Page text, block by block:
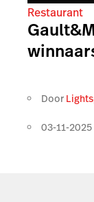
Restaurant
Door
03-11-2025